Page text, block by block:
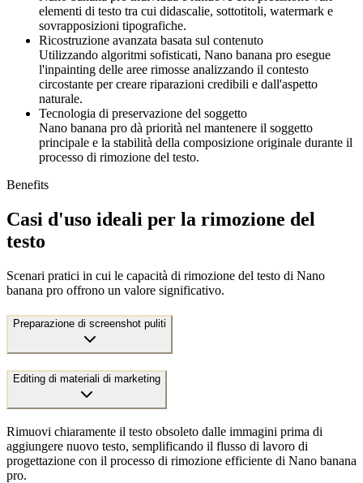
elementi di testo tra cui didascalie, sottotitoli, watermark e
sovrapposizioni tipografiche.
Ricostruzione avanzata basata sul contenuto
Utilizzando algoritmi sofisticati, Nano banana pro esegue
l'inpainting delle aree rimosse analizzando il contesto
circostante per creare riparazioni credibili e dall'aspetto
naturale.
Tecnologia di preservazione del soggetto
Nano banana pro dà priorità nel mantenere il soggetto
principale e la stabilità della composizione originale durante il
processo di rimozione del testo.
Benefits
Casi d'uso ideali per la rimozione del
testo
Scenari pratici in cui le capacità di rimozione del testo di Nano
banana pro offrono un valore significativo.
Preparazione di screenshot puliti
Editing di materiali di marketing
Rimuovi chiaramente il testo obsoleto dalle immagini prima di
aggiungere nuovo testo, semplificando il flusso di lavoro di
progettazione con il processo di rimozione efficiente di Nano banana
pro.